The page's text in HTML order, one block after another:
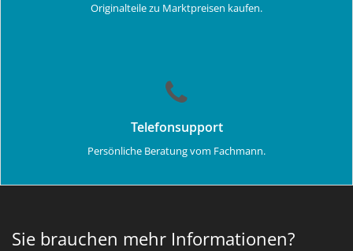
Originalteile zu Marktpreisen kaufen.
Telefonsupport
Persönliche Beratung vom Fachmann.
Sie brauchen mehr Informationen?